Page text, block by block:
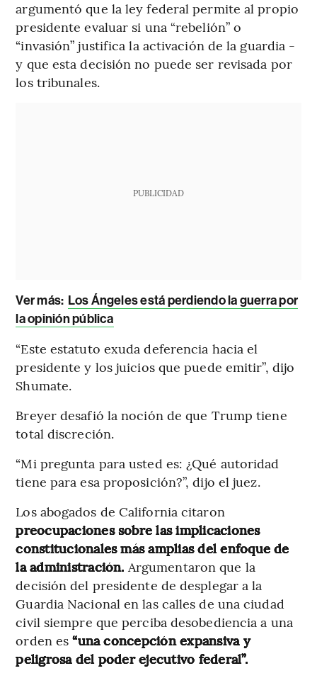
argumentó que la ley federal permite al propio
presidente evaluar si una “rebelión” o
“invasión” justifica la activación de la guardia -
y que esta decisión no puede ser revisada por
los tribunales.
PUBLICIDAD
Ver más: Los Ángeles está perdiendo la guerra por
la opinión pública
“Este estatuto exuda deferencia hacia el
presidente y los juicios que puede emitir”, dijo
Shumate.
Breyer desafió la noción de que Trump tiene
total discreción.
“Mi pregunta para usted es: ¿Qué autoridad
tiene para esa proposición?”, dijo el juez.
Los abogados de California citaron
preocupaciones sobre las implicaciones
constitucionales más amplias del enfoque de
la administración. Argumentaron que la
decisión del presidente de desplegar a la
Guardia Nacional en las calles de una ciudad
civil siempre que perciba desobediencia a una
orden es“una concepción expansiva y
peligrosa del poder ejecutivo federal”.